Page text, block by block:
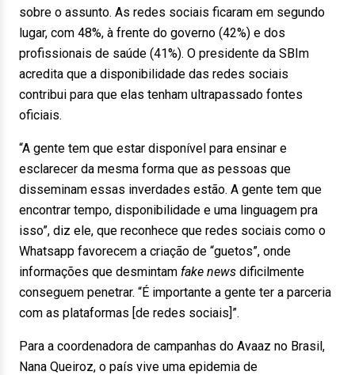
sobre o assunto. As redes sociais ficaram em segundo
lugar, com 48%, à frente do governo (42%) e dos
profissionais de saúde (41%). O presidente da SBIm
acredita que a disponibilidade das redes sociais
contribui para que elas tenham ultrapassado fontes
oficiais.
“A gente tem que estar disponível para ensinar e
esclarecer da mesma forma que as pessoas que
disseminam essas inverdades estão. A gente tem que
encontrar tempo, disponibilidade e uma linguagem pra
isso”, diz ele, que reconhece que redes sociais como o
Whatsapp favorecem a criação de “guetos”, onde
informações que desmintam fake news dificilmente
conseguem penetrar. “É importante a gente ter a parceria
com as plataformas [de redes sociais]”.
Para a coordenadora de campanhas do Avaaz no Brasil,
Nana Queiroz, o país vive uma epidemia de